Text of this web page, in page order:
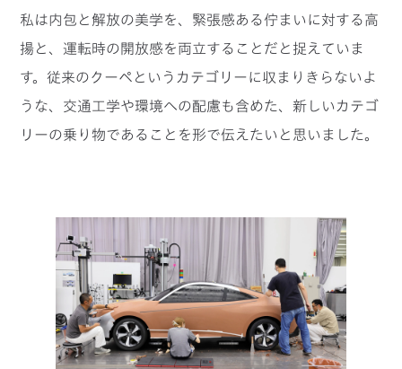
私は内包と解放の美学を、緊張感ある佇まいに対する高
揚と、運転時の開放感を両立することだと捉えていま
す。従来のクーペというカテゴリーに収まりきらないよ
うな、交通工学や環境への配慮も含めた、新しいカテゴ
リーの乗り物であることを形で伝えたいと思いました。